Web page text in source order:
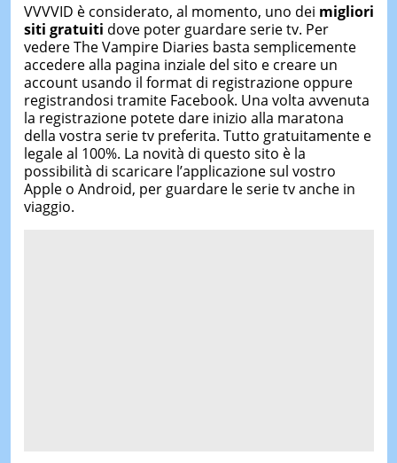
VVVVID è considerato, al momento, uno dei migliori
siti gratuiti dove poter guardare serie tv. Per
vedere The Vampire Diaries basta semplicemente
accedere alla pagina inziale del sito e creare un
account usando il format di registrazione oppure
registrandosi tramite Facebook. Una volta avvenuta
la registrazione potete dare inizio alla maratona
della vostra serie tv preferita. Tutto gratuitamente e
legale al 100%. La novità di questo sito è la
possibilità di scaricare l’applicazione sul vostro
Apple o Android, per guardare le serie tv anche in
viaggio.